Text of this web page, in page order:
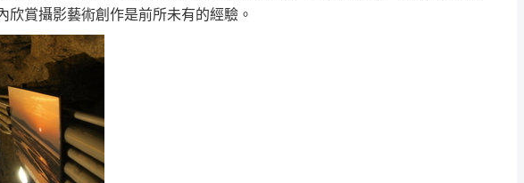
欣賞攝影藝術創作是前所未有的經驗。